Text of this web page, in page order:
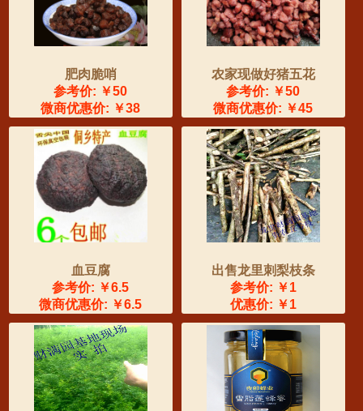
肥肉脆哨
参考价: ￥50
微商优惠价: ￥38
农家现做好猪五花
参考价: ￥50
微商优惠价: ￥45
血豆腐
参考价: ￥6.5
微商优惠价: ￥6.5
出售龙里刺梨枝条
参考价: ￥1
优惠价: ￥1